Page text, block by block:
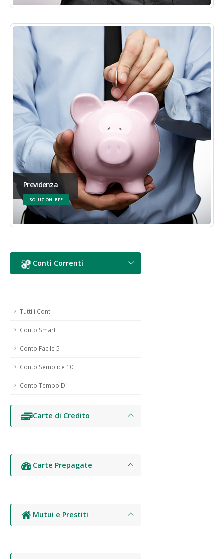
Previdenza
SOLUZIONI BPF
Conti Correnti
Tutti i Conti
Conto Smart
Conto Facile 5
Conto Semplice 10
Conto Tempo Dì
Carte di Credito
Carte Prepagate
Mutui e Prestiti